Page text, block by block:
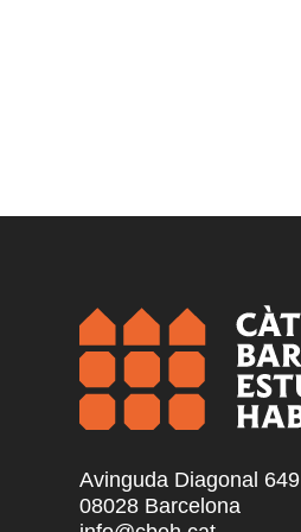
Avinguda Diagonal 649
08028 Barcelona